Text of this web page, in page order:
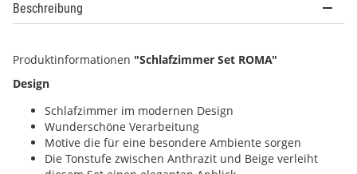
Beschreibung
Produktinformationen "Schlafzimmer Set ROMA"
Design
Schlafzimmer im modernen Design
Wunderschöne Verarbeitung
Motive die für eine besondere Ambiente sorgen
Die Tonstufe zwischen Anthrazit und Beige verleiht